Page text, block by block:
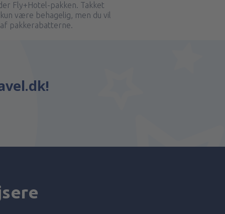
Fly+Hotel-pakken. Takket
være behagelig, men du vil
pakkerabatterne.